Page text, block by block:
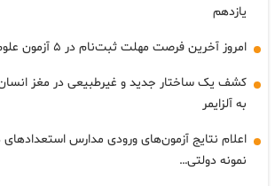
یازدهم
امروز آخرین فرصت مهلت ثبت‌نام در ۵ آزمون علوم پزشکی
کشف یک ساختار جدید و غیرطبیعی در مغز
به آلزایمر
اعلام نتایج آزمون‌های ورودی مدارس
نمونه دولتی…